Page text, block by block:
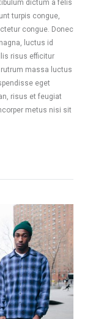
dictum a felis
turpis congue,
congue. Donec
luctus id
risus efficitur
massa luctus
eget
risus et feugiat
metus nisi sit